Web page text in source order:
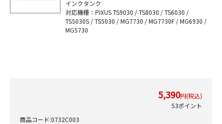
インクタンク
対応機種：PIXUS TS9030 / TS8030 / TS6030 /
TS5030S / TS5030 / MG7730 / MG7730F / MG6930 /
MG5730
5,390円(税込)
53ポイント
商品コード:0732C003